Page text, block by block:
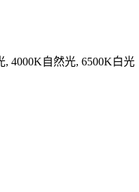
, 4000K自然光, 6500K白光